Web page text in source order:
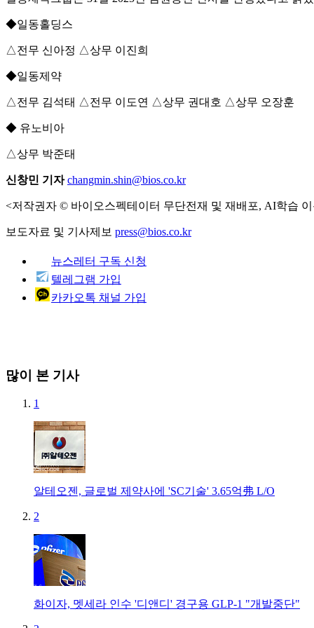
◆일동홀딩스
△전무 신아정 △상무 이진희
◆일동제약
△전무 김석태 △전무 이도연 △상무 권대호 △상무 오장훈
◆ 유노비아
△상무 박준태
신창민 기자 changmin.shin@bios.co.kr
<저작권자 © 바이오스펙테이터 무단전재 및 재배포, AI학습
보도자료 및 기사제보 press@bios.co.kr
뉴스레터 구독 신청
텔레그램 가입
카카오톡 채널 가입
많이 본 기사
1
알테오젠, 글로벌 제약사에 'SC기술' 3.65억弗 L/O
2
화이자, 멧세라 인수 '디앤디' 경구용 GLP-1 "개발중단"